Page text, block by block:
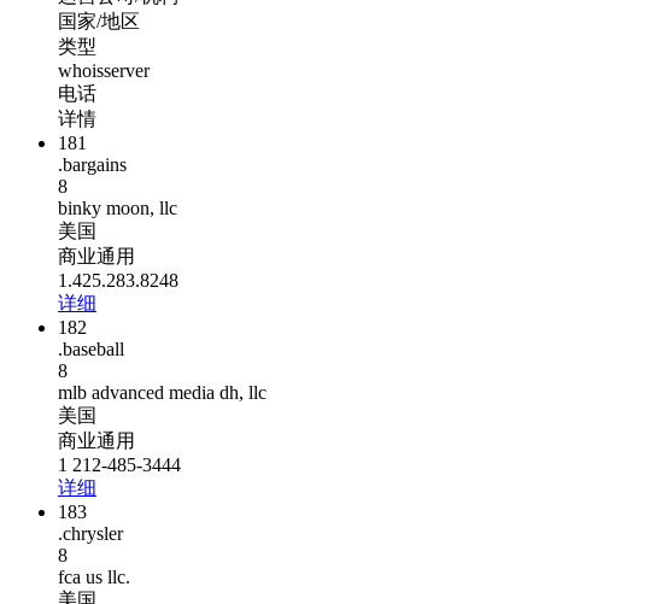
国家/地区
类型
whoisserver
电话
详情
181
.bargains
8
binky moon, llc
美国
商业通用
1.425.283.8248
详细
182
.baseball
8
mlb advanced media dh, llc
美国
商业通用
1 212-485-3444
详细
183
.chrysler
8
fca us llc.
美国